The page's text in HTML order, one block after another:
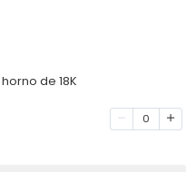
de 18K
0